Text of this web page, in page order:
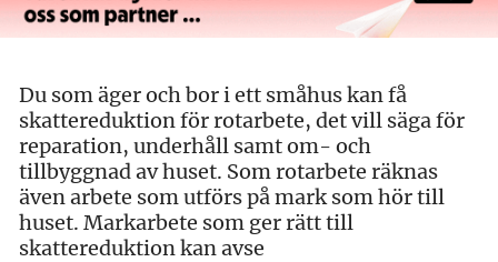
Du som äger och bor i ett småhus kan få
skattereduktion för rotarbete, det vill säga för
reparation, underhåll samt om- och
tillbyggnad av huset. Som rotarbete räknas
även arbete som utförs på mark som hör till
huset. Markarbete som ger rätt till
skattereduktion kan avse